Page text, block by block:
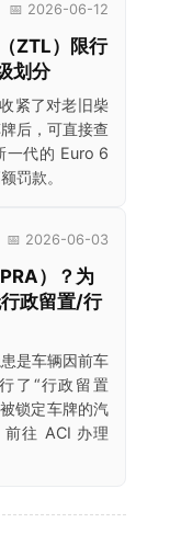
📅 2026-06-12
ZTL）限行
划分
紧了对老旧柴
后，可直接查
一代的 Euro 6
罚款。
📅 2026-06-03
）？为
政留置/行
是车辆因前车
了“行政留置
锁定车牌的汽
往 ACI 办理